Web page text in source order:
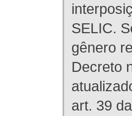
SELIC.
gênero
Decreto
art. 39